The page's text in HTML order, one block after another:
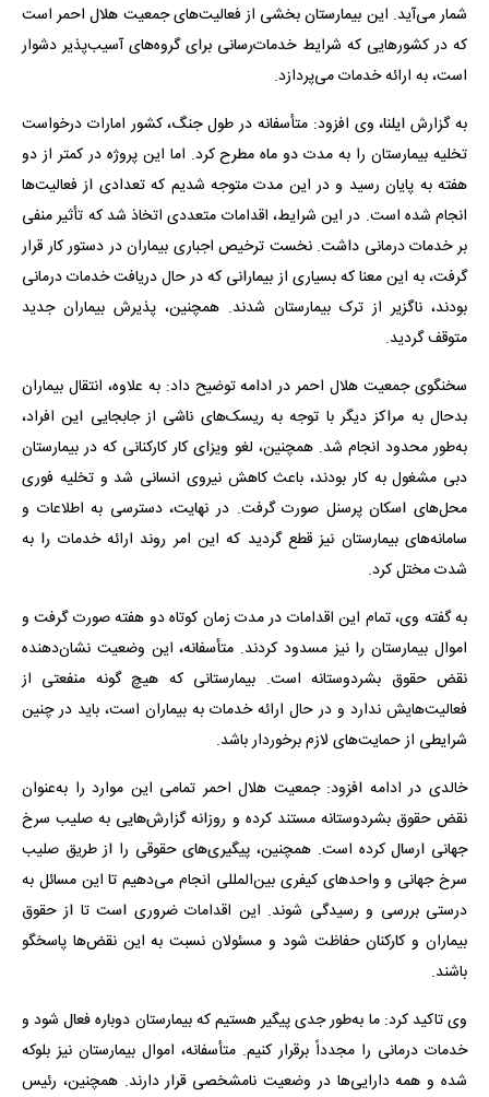
شمار می‌آید. این بیمارستان بخشی از فعالیت‌های جمعیت هلال احمر است
که در کشورهایی که شرایط خدمات‌رسانی برای گروه‌های آسیب‌پذیر دشوار
است، به ارائه خدمات می‌پردازد.
به گزارش ایلنا، وی افزود: متأسفانه در طول جنگ، کشور امارات درخواست
تخلیه بیمارستان را به مدت دو ماه مطرح کرد. اما این پروژه در کمتر از دو
هفته به پایان رسید و در این مدت متوجه شدیم که تعدادی از فعالیت‌ها
انجام شده است. در این شرایط، اقدامات متعددی اتخاذ شد که تأثیر منفی
بر خدمات درمانی داشت. نخست ترخیص اجباری بیماران در دستور کار قرار
گرفت، به این معنا که بسیاری از بیمارانی که در حال دریافت خدمات درمانی
بودند، ناگزیر از ترک بیمارستان شدند. همچنین، پذیرش بیماران جدید
متوقف گردید.
سخنگوی جمعیت هلال احمر در ادامه توضیح داد: به علاوه، انتقال بیماران
بدحال به مراکز دیگر با توجه به ریسک‌های ناشی از جابجایی این افراد،
به‌طور محدود انجام شد. همچنین، لغو ویزای کار کارکنانی که در بیمارستان
دبی مشغول به کار بودند، باعث کاهش نیروی انسانی شد و تخلیه فوری
محل‌های اسکان پرسنل صورت گرفت. در نهایت، دسترسی به اطلاعات و
سامانه‌های بیمارستان نیز قطع گردید که این امر روند ارائه خدمات را به
شدت مختل کرد.
به گفته وی، تمام این اقدامات در مدت زمان کوتاه دو هفته صورت گرفت و
اموال بیمارستان را نیز مسدود کردند. متأسفانه، این وضعیت نشان‌دهنده
نقض حقوق بشردوستانه است. بیمارستانی که هیچ گونه منفعتی از
فعالیت‌هایش ندارد و در حال ارائه خدمات به بیماران است، باید در چنین
شرایطی از حمایت‌های لازم برخوردار باشد.
خالدی در ادامه افزود: جمعیت هلال احمر تمامی این موارد را به‌عنوان
نقض حقوق بشردوستانه مستند کرده و روزانه گزارش‌هایی به صلیب سرخ
جهانی ارسال کرده است. همچنین، پیگیری‌های حقوقی را از طریق صلیب
سرخ جهانی و واحدهای کیفری بین‌المللی انجام می‌دهیم تا این مسائل به
درستی بررسی و رسیدگی شوند. این اقدامات ضروری است تا از حقوق
بیماران و کارکنان حفاظت شود و مسئولان نسبت به این نقض‌ها پاسخگو
باشند.
وی تاکید کرد: ما به‌طور جدی پیگیر هستیم که بیمارستان دوباره فعال شود و
خدمات درمانی را مجدداً برقرار کنیم. متأسفانه، اموال بیمارستان نیز بلوکه
شده و همه دارایی‌ها در وضعیت نامشخصی قرار دارند. همچنین، رئیس